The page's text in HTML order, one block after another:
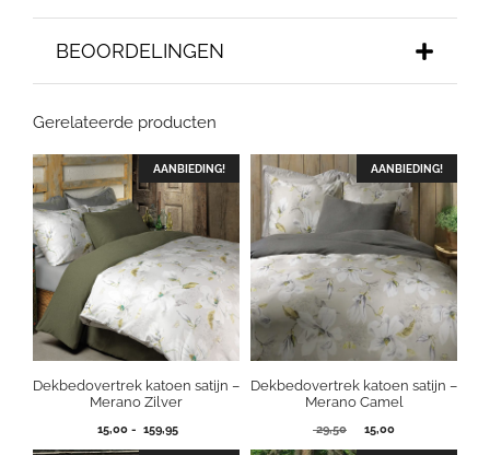
BEOORDELINGEN
Gerelateerde producten
AANBIEDING!
Dekbedovertrek katoen satijn –
Merano Zilver
15,00 - 159,95Prijsklasse:
AANBIEDING!
Dekbedovertrek katoen satijn –
Merano Camel
29,50
Oorspronkelijke
15,00Huidige